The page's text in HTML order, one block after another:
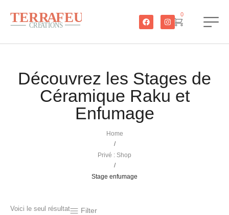
0
Découvrez les Stages de
Céramique Raku et
Enfumage
Home
/
Privé : Shop
/
Stage enfumage
Filter
Voici le seul résultat